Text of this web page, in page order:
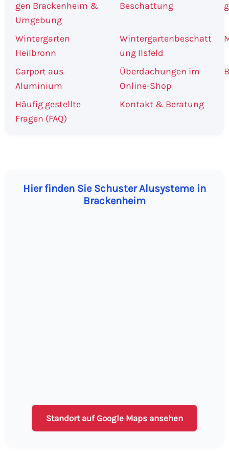
gen Brackenheim &
Umgebung
Beschattung
Wintergarten
Heilbronn
Wintergartenbeschatt
ung Ilsfeld
Carport aus
Aluminium
Überdachungen im
Online-Shop
Häufig gestellte
Fragen (FAQ)
Kontakt & Beratung
Hier finden Sie Schuster Alusysteme in
Brackenheim
Standort auf Google Maps ansehen